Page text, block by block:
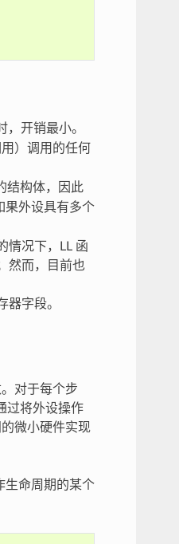
开销最小。
）调用的任何
结构体，因此
果外设具有多个
情况下，LL 函
然而，目前也
器字段。
对于每个步
过将外设操作
微小硬件实现
生命周期的某个